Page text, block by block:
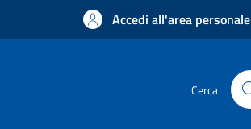
Accedi all'area personale
Cerca